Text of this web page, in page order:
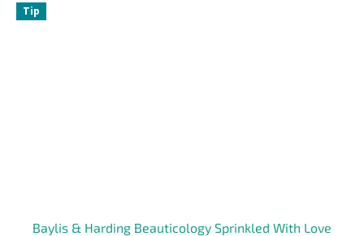
Tip
Baylis & Harding Beauticology Sprinkled With Love